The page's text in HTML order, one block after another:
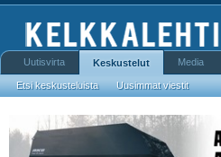
Uutisvirta Keskustelut
Etsi keskusteluista Uusimmat viestit
Media